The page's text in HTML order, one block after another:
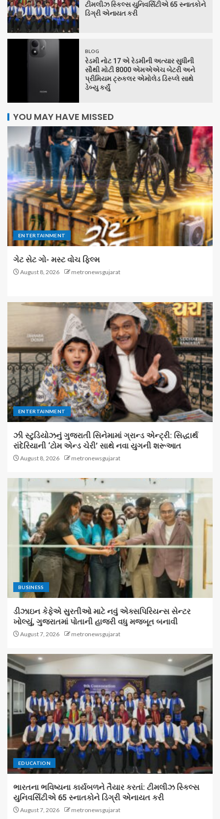
ટીમલીઝ સ્કિલ્સ યુનિવર્સિટીએ 65 સ્નાતકોને
ડિગ્રી એનાયત કરી
BLOG
રેડમી નોટ 17 એ રેડમીની અત્યાર સુધીની
સૌથી મોટી 8000 એમએએચ બેટરી અને
પ્રીમિયમ ટ્રુકલર એમોલેડ ડિસ્પ્લે સાથે
ડેબ્યુ કર્યું
YOU MAY HAVE MISSED
ENTERTAINMENT
ગેટ સેટ ગો- મસ્ટ વોચ ફિલ્મ
August 8, 2026 metronewsgujarat
ENTERTAINMENT
ઝી સ્ટુડિયોઝનું ગુજરાતી સિનેમામાં ગ્રાન્ડ એન્ટ્રી: સિદ્ધાર્થ
રાંદેરિયાની ‘ટોમ એન્ડ ચેરી’ સાથે નવા યુગની શરૂઆત
August 8, 2026 metronewsgujarat
BUSINESS
ડીઝાઇન કેફેએ સુરતીઓ માટે નવું એક્સપિરિયન્સ સેન્ટર
ખોલ્યું, ગુજરાતમાં પોતાની હાજરી વધુ મજબૂત બનાવી
August 7, 2026 metronewsgujarat
EDUCATION
ભારતના ભવિષ્યના કાર્યબળને તૈયાર કરતાં: ટીમલીઝ સ્કિલ્સ
યુનિવર્સિટીએ 65 સ્નાતકોને ડિગ્રી એનાયત કરી
August 7, 2026 metronewsgujarat